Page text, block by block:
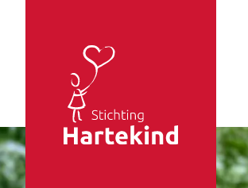
Stichting
Hartekind